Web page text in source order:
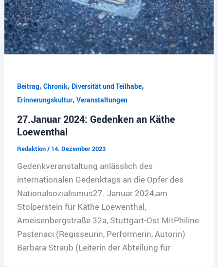
Beitrag, Chronik, Diversität und Teilhabe,
Erinnerungskultur, Veranstaltungen
27.Januar 2024: Gedenken an Käthe
Loewenthal
Redaktion/ 14. Dezember 2023
Gedenkveranstaltung anlässlich des
internationalen Gedenktags an die Opfer des
Nationalsozialismus27. Januar 2024,am
Stolperstein für Käthe Loewenthal,
Ameisenbergstraße 32a, Stuttgart-Ost MitPhiline
Pastenaci (Regisseurin, Performerin, Autorin)
Barbara Straub (Leiterin der Abteilung für